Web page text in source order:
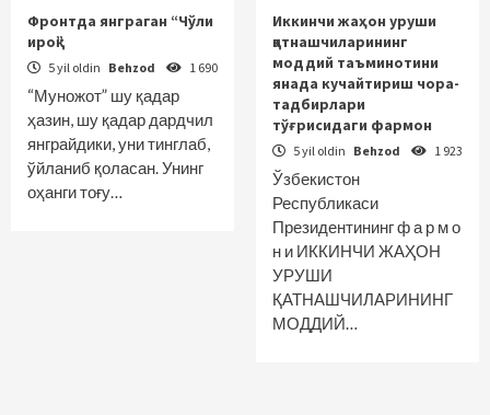
Фронтда янграган “Чўли
ироқ”
5 yil oldin Behzod 1 690
“Муножот” шу қадар
ҳазин, шу қадар дардчил
янграйдики, уни тинглаб,
ўйланиб қоласан. Унинг
оҳанги тоғу…
Иккинчи жаҳон уруши
қатнашчиларининг
моддий таъминотини
янада кучайтириш чора-
тадбирлари
тўғрисидаги фармон
5 yil oldin Behzod 1 923
Ўзбекистон
Республикаси
Президентининг ф а р м о
н и ИККИНЧИ ЖАҲОН
УРУШИ
ҚАТНАШЧИЛАРИНИНГ
МОДДИЙ…